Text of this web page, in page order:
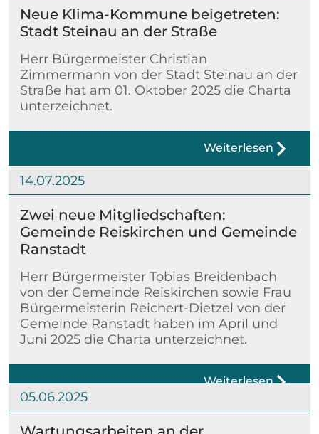
Neue Klima-Kommune beigetreten:
Stadt Steinau an der Straße
Herr Bürgermeister Christian
Zimmermann von der Stadt Steinau an der
Straße hat am 01. Oktober 2025 die Charta
unterzeichnet.
Weiterlesen
14.07.2025
Zwei neue Mitgliedschaften:
Gemeinde Reiskirchen und Gemeinde
Ranstadt
Herr Bürgermeister Tobias Breidenbach
von der Gemeinde Reiskirchen sowie Frau
Bürgermeisterin Reichert-Dietzel von der
Gemeinde Ranstadt haben im April und
Juni 2025 die Charta unterzeichnet.
Weiterlesen
05.06.2025